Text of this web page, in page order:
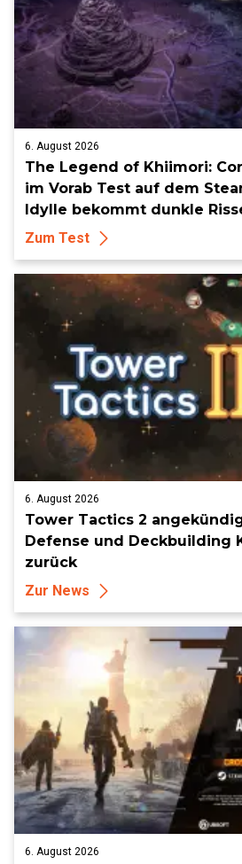
6. August 2026
The Legend of Khiimori:
im Vorab Test auf dem
Idylle bekommt dunkle
Zum Test
6. August 2026
Tower Tactics 2
Defense und Deckbuilding
zurück
Zur News
6. August 2026